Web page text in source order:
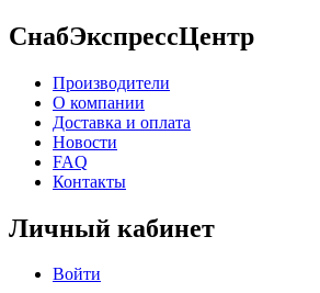
СнабЭкспрессЦентр
Производители
О компании
Доставка и оплата
Новости
FAQ
Контакты
Личный кабинет
Войти